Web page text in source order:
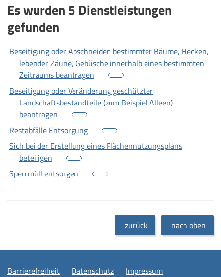
Es wurden 5 Dienstleistungen
gefunden
Beseitigung oder Abschneiden bestimmter Bäume, Hecken,
lebender Zäune, Gebüsche innerhalb eines bestimmten
Zeitraums beantragen
Beseitigung oder Veränderung geschützter
Landschaftsbestandteile (zum Beispiel Alleen)
beantragen
Restabfälle Entsorgung
Sich bei der Erstellung eines Flächennutzungsplans
beteiligen
Sperrmüll entsorgen
zurück nach oben
Barrierefreiheit Datenschutz Impressum